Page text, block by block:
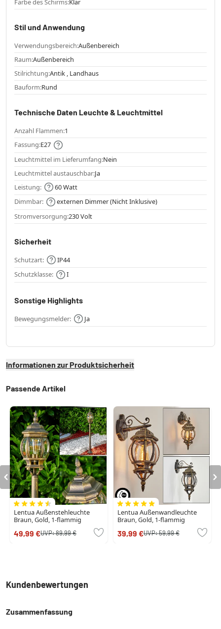
Farbe des Schirms:Klar
Stil und Anwendung
Verwendungsbereich:Außenbereich
Raum:Außenbereich
Stilrichtung:Antik , Landhaus
Bauform:Rund
Technische Daten Leuchte & Leuchtmittel
Anzahl Flammen:1
Fassung:E27
Leuchtmittel im Lieferumfang:Nein
Leuchtmittel austauschbar:Ja
Leistung:
60 Watt
Dimmbar:
externen Dimmer (Nicht Inklusive)
Stromversorgung:230 Volt
Sicherheit
Schutzart:
IP44
Schutzklasse:
I
Sonstige Highlights
Bewegungsmelder: Ja
Informationen zur Produktsicherheit
Passende Artikel
Lentua Außenstehleuchte
Braun, Gold, 1-flammig
49,99 €UVP:89,99 €
Lentua Außenwandleuchte
Braun, Gold, 1-flammig
39,99 €UVP:59,99 €
Kundenbewertungen
Zusammenfassung